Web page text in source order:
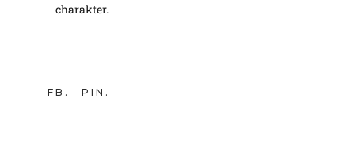
charakter.
FB PIN